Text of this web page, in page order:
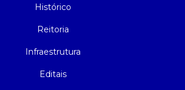
Histórico
Reitoria
Infraestrutura
Editais